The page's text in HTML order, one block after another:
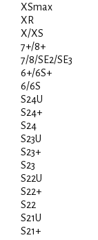
XSmax
XR
X/XS
7+/8+
7/8/SE2/SE3
6+/6S+
6/6S
S24U
S24+
S24
S23U
S23+
S23
S22U
S22+
S22
S21U
S21+